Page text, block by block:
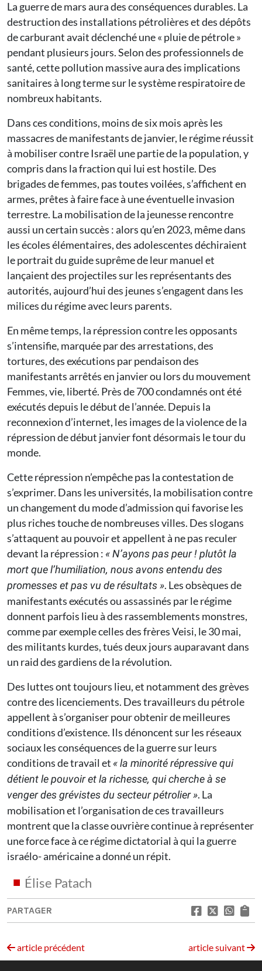
La guerre de mars aura des conséquences durables. La
destruction des installations pétrolières et des dépôts
de carburant avait déclenché une « pluie de pétrole »
pendant plusieurs jours. Selon des professionnels de
santé, cette pollution massive aura des implications
sanitaires à long terme sur le système respiratoire de
nombreux habitants.
Dans ces conditions, moins de six mois après les
massacres de manifestants de janvier, le régime réussit
à mobiliser contre Israël une partie de la population, y
compris dans la fraction qui lui est hostile. Des
brigades de femmes, pas toutes voilées, s’affichent en
armes, prêtes à faire face à une éventuelle invasion
terrestre. La mobilisation de la jeunesse rencontre
aussi un certain succès : alors qu’en 2023, même dans
les écoles élémentaires, des adolescentes déchiraient
le portrait du guide suprême de leur manuel et
lançaient des projectiles sur les représentants des
autorités, aujourd’hui des jeunes s’engagent dans les
milices du régime avec leurs parents.
En même temps, la répression contre les opposants
s’intensifie, marquée par des arrestations, des
tortures, des exécutions par pendaison des
manifestants arrêtés en janvier ou lors du mouvement
Femmes, vie, liberté. Près de 700 condamnés ont été
exécutés depuis le début de l’année. Depuis la
reconnexion d’internet, les images de la violence de la
répression de début janvier font désormais le tour du
monde.
Cette répression n’empêche pas la contestation de
s’exprimer. Dans les universités, la mobilisation contre
un changement du mode d’admission qui favorise les
plus riches touche de nombreuses villes. Des slogans
s’attaquent au pouvoir et appellent à ne pas reculer
devant la répression : « N’ayons pas peur ! plutôt la
mort que l’humiliation, nous avons entendu des
promesses et pas vu de résultats ». Les obsèques de
manifestants exécutés ou assassinés par le régime
donnent parfois lieu à des rassemblements monstres,
comme par exemple celles des frères Veisi, le 30 mai,
des militants kurdes, tués deux jours auparavant dans
un raid des gardiens de la révolution.
Des luttes ont toujours lieu, et notamment des grèves
contre des licenciements. Des travailleurs du pétrole
appellent à s’organiser pour obtenir de meilleures
conditions d’existence. Ils dénoncent sur les réseaux
sociaux les conséquences de la guerre sur leurs
conditions de travail et « la minorité répressive qui
détient le pouvoir et la richesse, qui cherche à se
venger des grévistes du secteur pétrolier ». La
mobilisation et l’organisation de ces travailleurs
montrent que la classe ouvrière continue à représenter
une force face à ce régime dictatorial à qui la guerre
israélo- américaine a donné un répit.
Élise Patach
PARTAGER
article précédent article suivant